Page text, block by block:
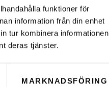
funktioner för
information från din enhet
tur kombinera informationen
deras tjänster.
MARKNADSFÖRING